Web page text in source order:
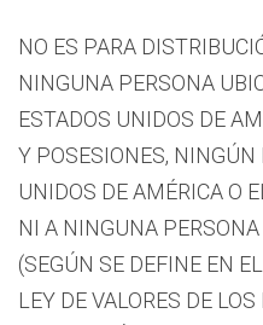
NO ES PARA
NINGUNA PERSONA
ESTADOS UNIDOS DE
Y POSESIONES, NINGÚN
UNIDOS DE AMÉRICA O
NI A NINGUNA
(SEGÚN SE DEFINE EN
LEY DE VALORES DE